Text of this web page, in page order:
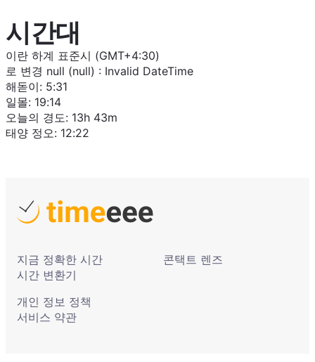
시간대
이란 하계 표준시 (GMT+4:30)
로 변경 null (null) : Invalid DateTime
해돋이: 5:31
일몰: 19:14
오늘의 경도: 13h 43m
태양 정오: 12:22
지금 정확한 시간
시간 변환기
콘택트 렌즈
개인 정보 정책
서비스 약관